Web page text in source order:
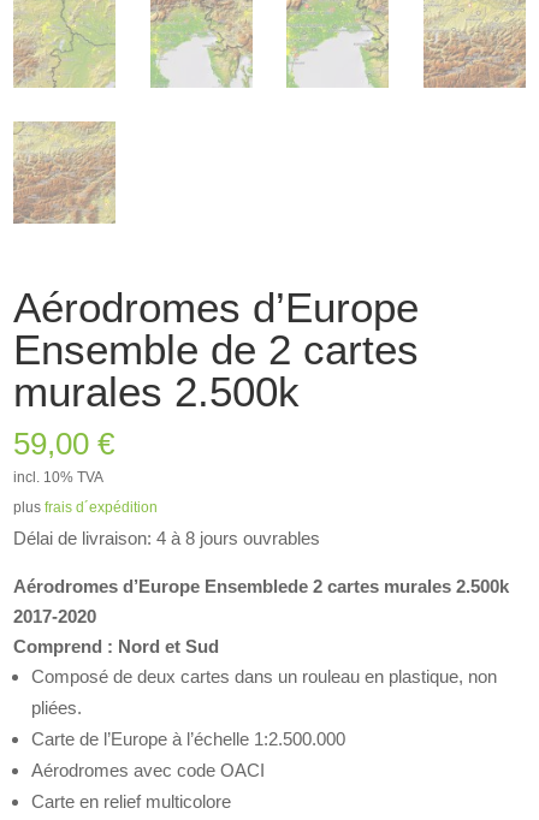
Aérodromes d’Europe
Ensemble de 2 cartes
murales 2.500k
59,00€
incl. 10% TVA
plusfrais d´expédition
Délai de livraison: 4 à 8 jours ouvrables
Aérodromes d’Europe Ensemblede 2 cartes murales 2.500k
2017-2020
Comprend : Nord et Sud
Composé de deux cartes dans un rouleau en plastique, non
pliées.
Carte de l’Europe à l’échelle 1:2.500.000
Aérodromes avec code OACI
Carte en relief multicolore